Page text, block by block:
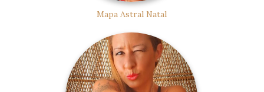
Mapa Astral Natal